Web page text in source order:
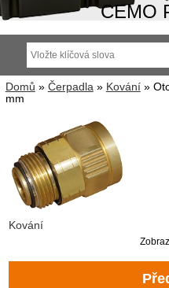
CEMO
Domů » Čerpadla » Kování»
mm
Kování